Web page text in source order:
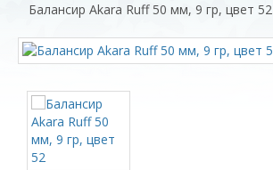
Балансир Akara Ruff 50 мм, 9 гр, цвет 52